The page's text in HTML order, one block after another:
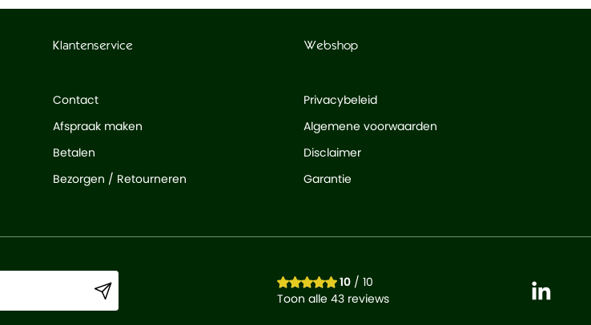
Klantenservice
Contact
Afspraak maken
Betalen
Bezorgen / Retourneren
Webshop
Privacybeleid
Algemene voorwaarden
Disclaimer
Garantie
10/ 10
Toon alle 43 reviews